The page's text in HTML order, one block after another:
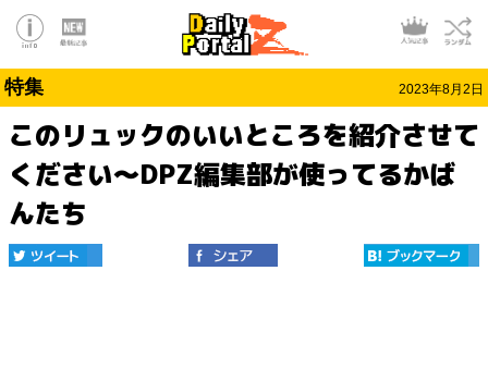
特集 2023年8月2日
このリュックのいいところを紹介させて
ください～DPZ編集部が使ってるかば
んたち